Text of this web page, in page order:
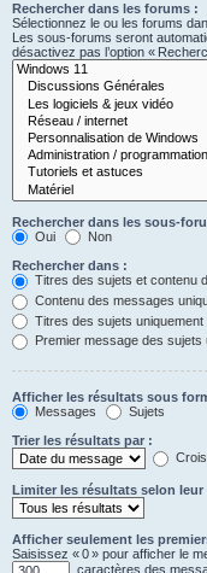
Rechercher dans les forums :
Sélectionnez le ou les forums
Les sous-forums seront
désactivez pas l’option «
Rechercher dans les sous-
Oui
Non
Rechercher dans :
Titres des sujets et contenu
Contenu des messages
Titres des sujets uniquement
Premier message des sujets
Afficher les résultats sous
Messages
Sujets
Trier les résultats par :
Limiter les résultats selon leur
Afficher seulement les
Saisissez « 0 » pour afficher le
caractères des